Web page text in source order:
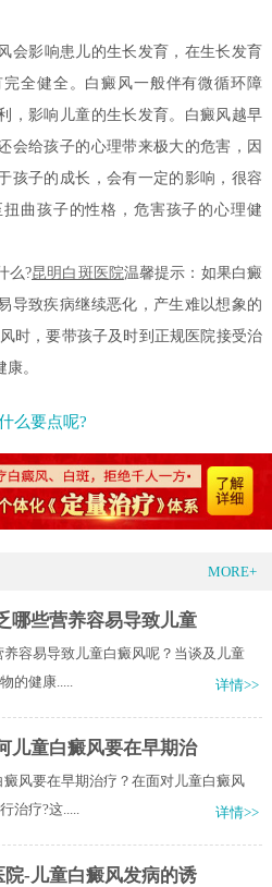
会影响患儿的生长发育，在生长发育
全健全。白癜风一般伴有微循环障
，影响儿童的生长发育。白癜风越早
会给孩子的心理带来极大的危害，因
孩子的成长，会有一定的影响，很容
曲孩子的性格，危害孩子的心理健
么?昆明白斑医院温馨提示：如果白癜
导致疾病继续恶化，产生难以想象的
时，要带孩子及时到正规医院接受治
。
么要点呢?
MORE+
哪些营养容易导致儿童
容易导致儿童白癜风呢？当谈及儿童
的健康.....
详情>>
儿童白癜风要在早期治
风要在早期治疗？在面对儿童白癜风
治疗?这.....
详情>>
-儿童白癜风发病的诱